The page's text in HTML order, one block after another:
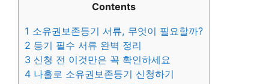
Contents
1 소유권보존등기 서류, 무엇이 필요할까?
2 등기 필수 서류 완벽 정리
3 신청 전 이것만은 꼭 확인하세요
4 나홀로 소유권보존등기 신청하기